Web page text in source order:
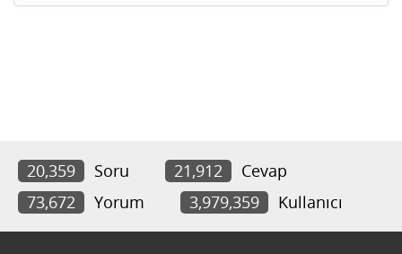
20,359 Soru 21,912
Cevap
73,672
Yorum 3,979,359 Kullanıcı